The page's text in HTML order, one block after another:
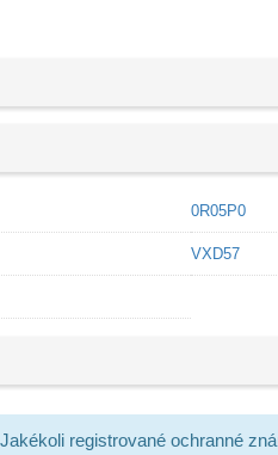
0R05P0
VXD57
registrované ochranné